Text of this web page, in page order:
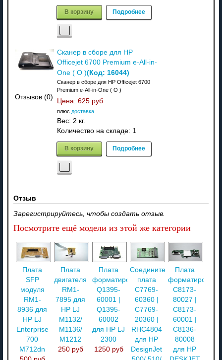
В корзину Подробнее
Отзывов (0)
Сканер в сборе для HP
Officejet 6700 Premium e-All-in-
One ( O )(Код: 16044)
Сканер в сборе для HP Officejet 6700
Premium e-All-in-One ( O )
Цена: 625 руб
плюс доставка
Вес: 2 кг.
Количество на складе: 1
В корзину Подробнее
Отзыв
Зарегистрируйтесь, чтобы создать отзыв.
Посмотрите ещё модели из этой же категории
Плата
SFP
модуля
RM1-
8936 для
HP LJ
Enterprise
700
M712dn
Плата
двигателя
RM1-
7895 для
HP LJ
M1132/
M1136/
M1212
250 руб
Плата
форматирования
Q1395-
60001 |
Q1395-
60002
для HP LJ
2300
1250 руб
Соединительная
плата
C7769-
60360 |
C7769-
20360 |
RHC4804
для HP
DesignJet
Плата
C8173-
80027 |
C8173-
60001 |
C8136-
80008
для HP